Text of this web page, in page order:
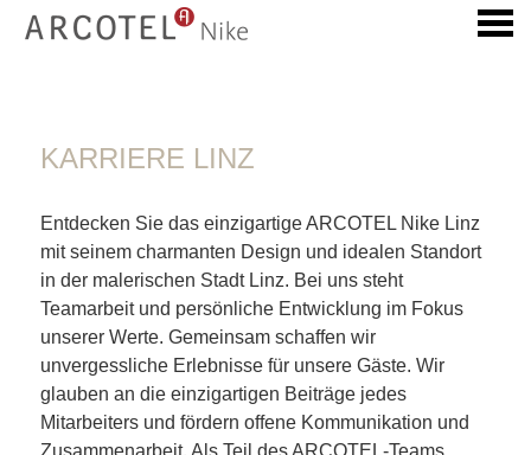
KARRIERE LINZ
Entdecken Sie das einzigartige ARCOTEL Nike Linz
mit seinem charmanten Design und idealen Standort
in der malerischen Stadt Linz. Bei uns steht
Teamarbeit und persönliche Entwicklung im Fokus
unserer Werte. Gemeinsam schaffen wir
unvergessliche Erlebnisse für unsere Gäste. Wir
glauben an die einzigartigen Beiträge jedes
Mitarbeiters und fördern offene Kommunikation und
Zusammenarbeit. Als Teil des ARCOTEL-Teams